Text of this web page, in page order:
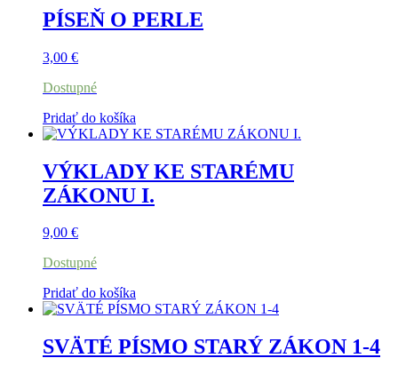
PÍSEŇ O PERLE
3,00 €
Dostupné
Pridať do košíka
VÝKLADY KE STARÉMU
ZÁKONU I.
9,00 €
Dostupné
Pridať do košíka
SVÄTÉ PÍSMO STARÝ ZÁKON 1-4